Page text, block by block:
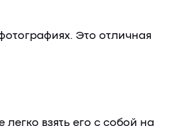
Это отличная
взять его с собой на